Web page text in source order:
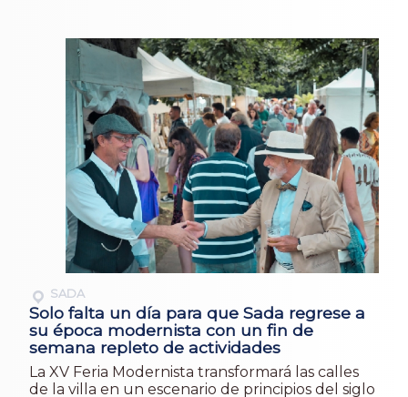
SADA
Solo falta un día para que Sada regrese a
su época modernista con un fin de
semana repleto de actividades
La XV Feria Modernista transformará las calles
de la villa en un escenario de principios del siglo